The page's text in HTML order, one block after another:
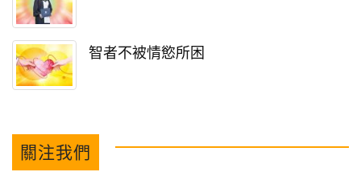
智者不被情慾所困
關注我們